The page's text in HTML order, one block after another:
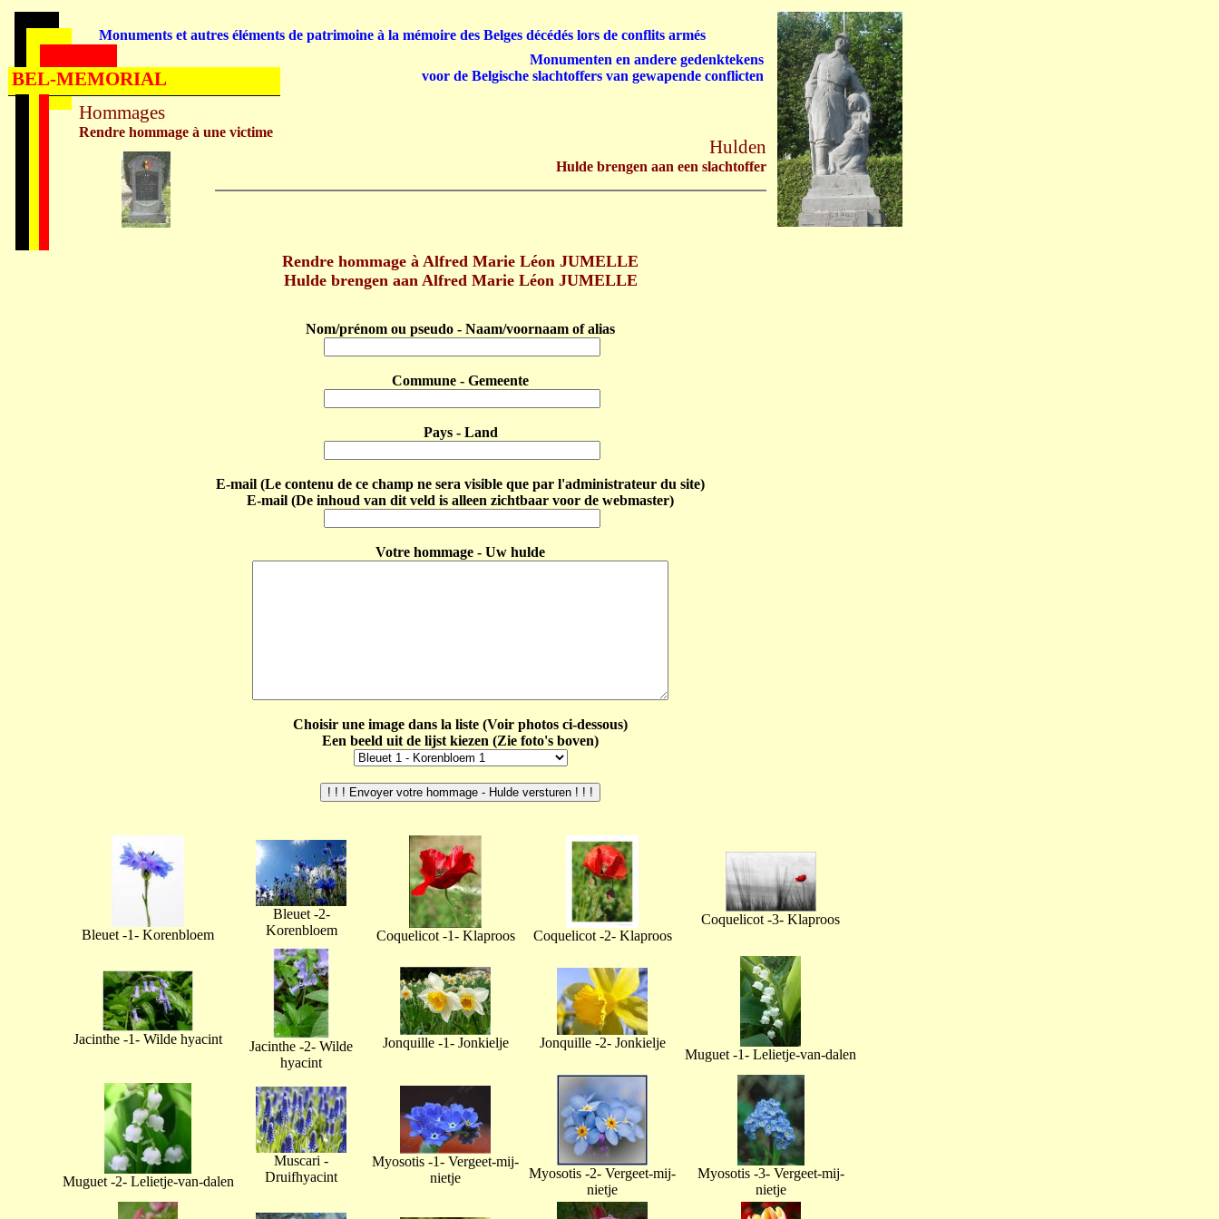
Rendre hommage à Alfred Marie Léon JUMELLE
Hulde brengen aan Alfred Marie Léon JUMELLE
Nom/prénom ou pseudo - Naam/voornaam of alias
Commune - Gemeente
Pays - Land
E-mail (Le contenu de ce champ ne sera visible que par l'administrateur du site)
E-mail (De inhoud van dit veld is alleen zichtbaar voor de webmaster)
Votre hommage - Uw hulde
Choisir une image dans la liste (Voir photos ci-dessous)
Een beeld uit de lijst kiezen (Zie foto's boven)
Bleuet -1- Korenbloem
Bleuet -2-
Korenbloem
Coquelicot -1- Klaproos Coquelicot -2- Klaproos
Coquelicot -3- Klaproos
Jacinthe -1- Wilde hyacint
Jacinthe -2- Wilde
hyacint
Jonquille -1- Jonkielje Jonquille -2- Jonkielje
Muguet -1- Lelietje-van-dalen
Muguet -2- Lelietje-van-dalen
Muscari -
Druifhyacint
Myosotis -1- Vergeet-mij-
nietje
Myosotis -2- Vergeet-mij-
nietje
Myosotis -3- Vergeet-mij-
nietje
Hommages
Rendre hommage à une victime
Hulden
Hulde brengen aan een slachtoffer
Monuments et autres éléments de patrimoine à la mémoire des Belges décédés lors de conflits armés
Monumenten en andere gedenktekens
voor de Belgische slachtoffers van gewapende conflicten
BEL-MEMORIAL